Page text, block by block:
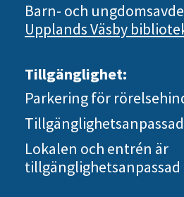
Barn- och
Upplands Väsby
Tillgänglighet:
Parkering för
Lokalen och entrén är
tillgänglighetsanpassad